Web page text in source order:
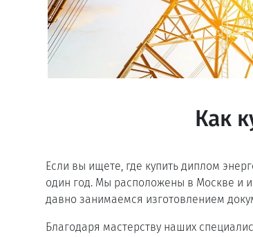
Как
Если вы ищете, где купить диплом
один год. Мы расположены в Москве и
давно занимаемся изготовлением
Благодаря мастерству наших